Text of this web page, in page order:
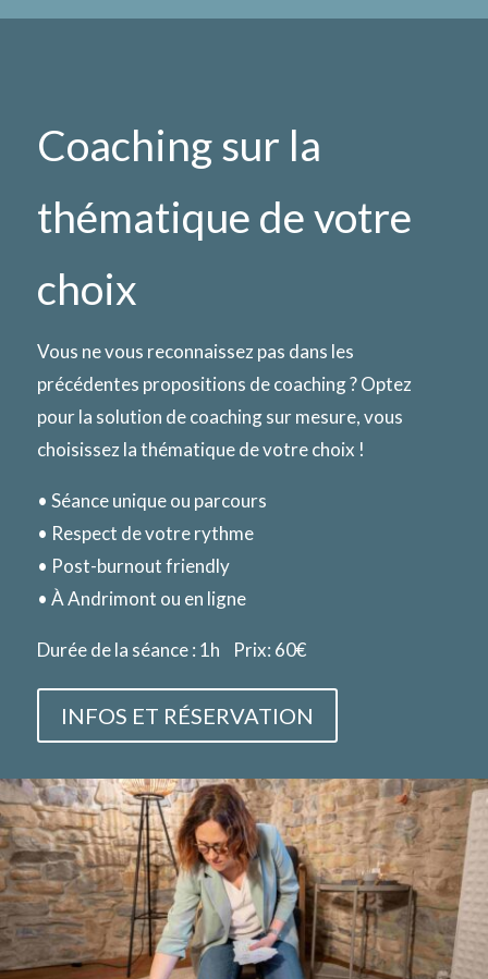
Coaching sur la
thématique de votre
choix
Vous ne vous reconnaissez pas dans les
précédentes propositions de coaching ? Optez
pour la solution de coaching sur mesure, vous
choisissez la thématique de votre choix !
• Séance unique ou parcours
• Respect de votre rythme
• Post-burnout friendly
• À Andrimont ou en ligne
Durée de la séance : 1h Prix: 60€
INFOS ET RÉSERVATION